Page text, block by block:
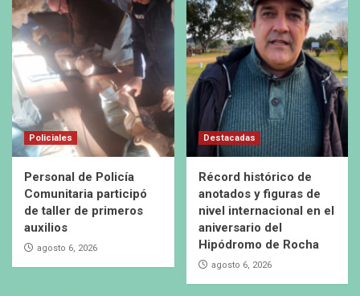
Policiales
Personal de Policía
Comunitaria participó
de taller de primeros
auxilios
agosto 6, 2026
Destacadas
Récord histórico de
anotados y figuras de
nivel internacional en el
aniversario del
Hipódromo de Rocha
agosto 6, 2026